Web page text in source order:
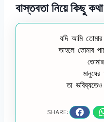
বাস্তবতা নিয়ে কিছু কথা
যদি আমি
তাহলে তোমার
মানুষের
তা
SHARE: